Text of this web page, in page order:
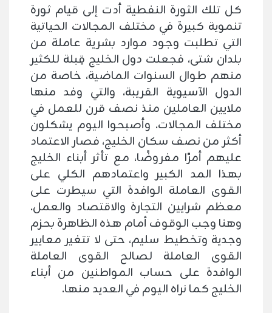
كل تلك الثورة النفطية أدت إلى قيام ثورة
تنموية كبيرة في مختلف المجالات الحياتية
التي تطلبت وجود موارد بشرية عاملة من
بلدان شتى، فجعلت دول الخليج قِبلة للكثير
منهم طوال السنوات الماضية، خاصة من
الدول الآسيوية القريبة، والتي وفد منها
ملايين العاملين منذ نصف قرن للعمل في
مختلف المجالات. وأصبحوا اليوم يشكلون
أكثر من نصف سكان الخليج، فصار الاعتماد
عليهم أمرًا مفروضًا، مع تأثر أبناء الخليج
بهذا المد الكبير واعتمادهم الكلي على
القوى العاملة الوافدة التي سيطرت على
معظم شرايين التجارة والاقتصاد والعمل.
وهنا وجب الوقوف أمام هذه الظاهرة بحزم
وجدية وتخطيط سليم، حتى لا تتغير معايير
القوى العاملة لصالح القوى العاملة
الوافدة على حساب المواطنين من أبناء
الخليج كما نراه اليوم في العديد منها.